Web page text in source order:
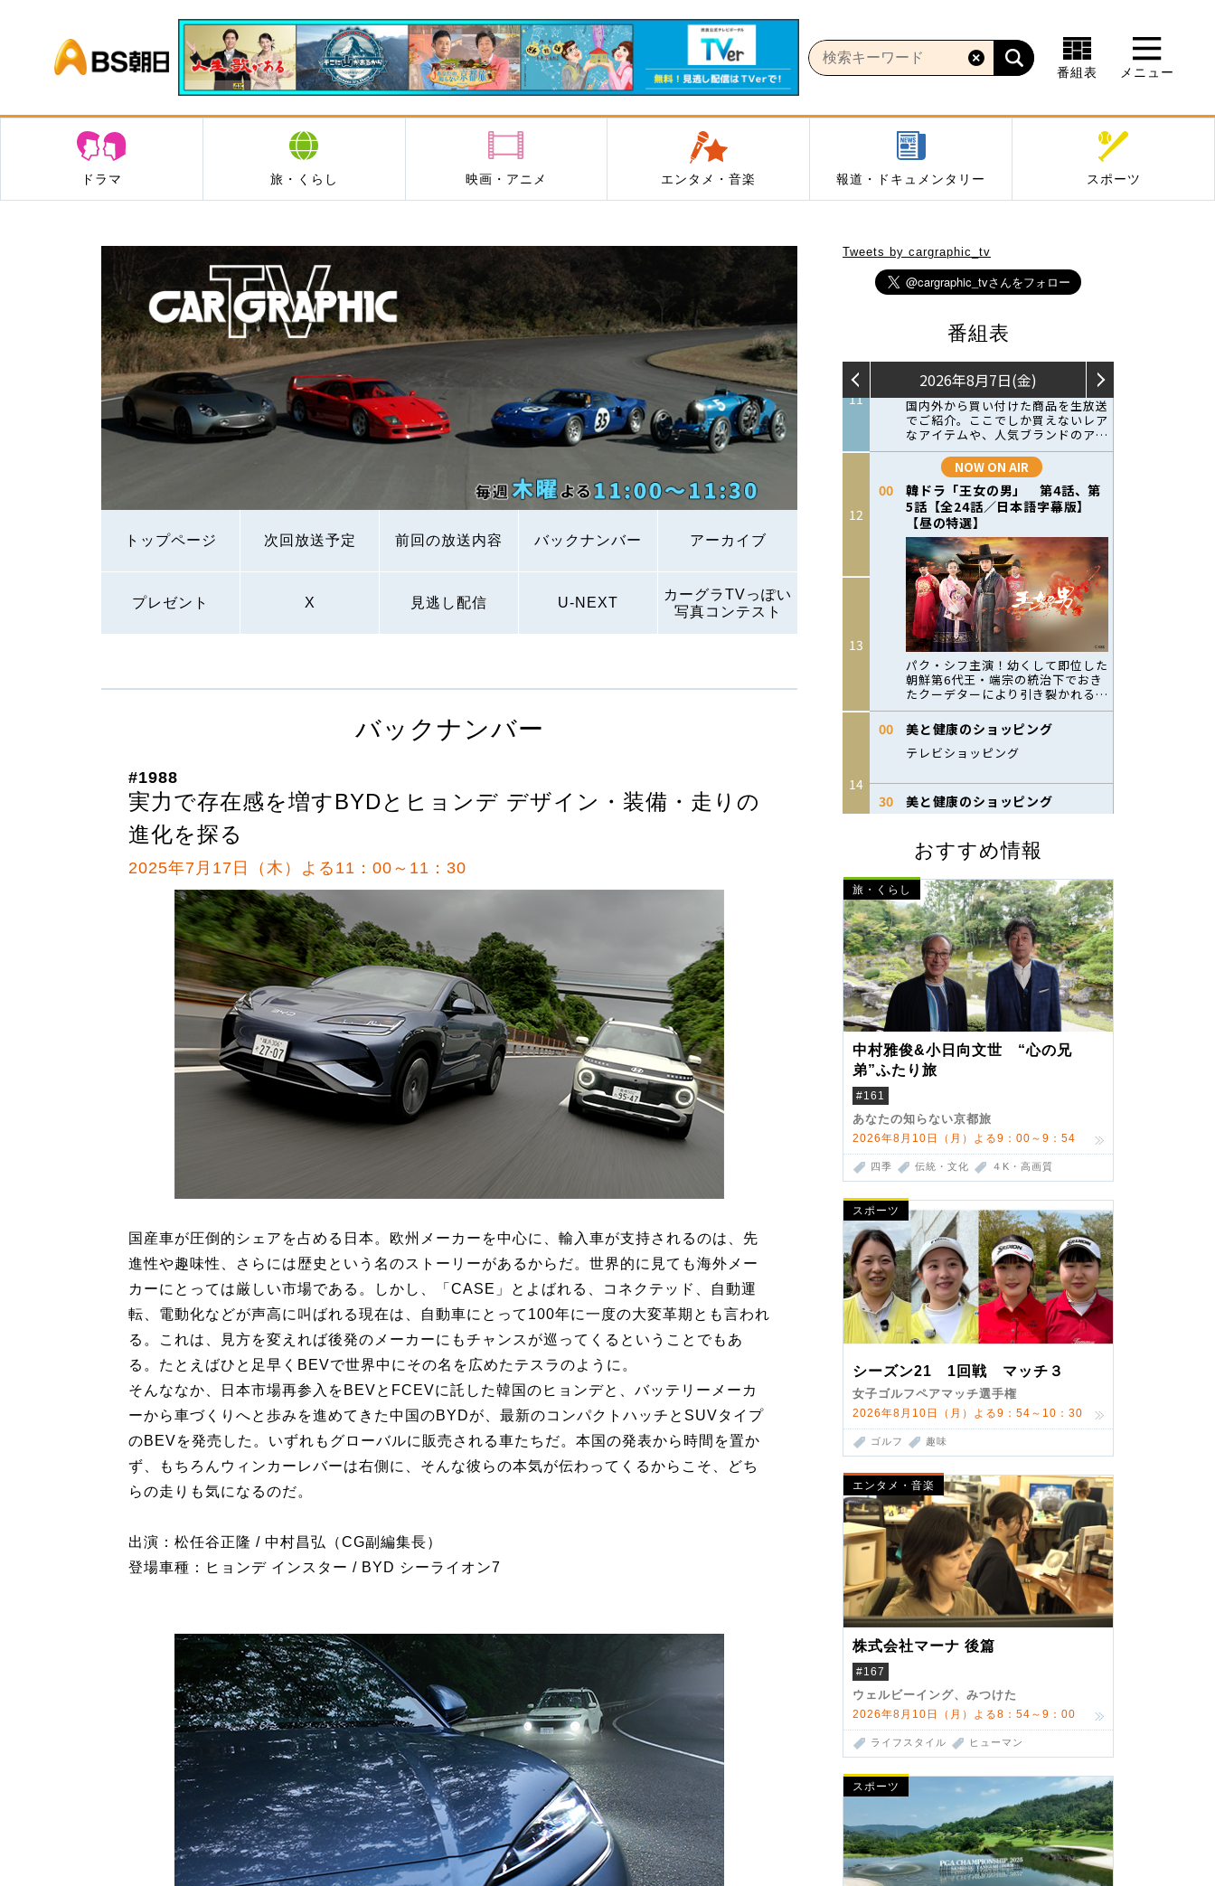
BS朝日
番組表 メニュー
ドラマ 旅・くらし 映画・アニメ エンタメ・音楽 報道・ドキュメンタリー スポーツ
トップページ 次回放送予定 前回の放送内容 バックナンバー アーカイブ
プレゼント X 見逃し配信 U-NEXT
カーグラTVっぽい
写真コンテスト
Tweets by cargraphic_tv
番組表
おすすめ情報
旅・くらし
中村雅俊&小日向文世 “心の兄
弟”ふたり旅
#161
あなたの知らない京都旅
2026年8月10日（月）よる9：00～9：54
四季 伝統・文化 ４K・高画質
スポーツ
シーズン21 1回戦 マッチ３
女子ゴルフペアマッチ選手権
2026年8月10日（月）よる9：54～10：30
ゴルフ 趣味
エンタメ・音楽
株式会社マーナ 後篇
#167
ウェルビーイング、みつけた
2026年8月10日（月）よる8：54～9：00
ライフスタイル ヒューマン
スポーツ
バックナンバー
#1988
実力で存在感を増すBYDとヒョンデ デザイン・装備・走りの
進化を探る
2025年7月17日（木）よる11：00～11：30
国産車が圧倒的シェアを占める日本。欧州メーカーを中心に、輸入車が支持されるのは、先
進性や趣味性、さらには歴史という名のストーリーがあるからだ。世界的に見ても海外メー
カーにとっては厳しい市場である。しかし、「CASE」とよばれる、コネクテッド、自動運
転、電動化などが声高に叫ばれる現在は、自動車にとって100年に一度の大変革期とも言われ
る。これは、見方を変えれば後発のメーカーにもチャンスが巡ってくるということでもあ
る。たとえばひと足早くBEVで世界中にその名を広めたテスラのように。
そんななか、日本市場再参入をBEVとFCEVに託した韓国のヒョンデと、バッテリーメーカ
ーから車づくりへと歩みを進めてきた中国のBYDが、最新のコンパクトハッチとSUVタイプ
のBEVを発売した。いずれもグローバルに販売される車たちだ。本国の発表から時間を置か
ず、もちろんウィンカーレバーは右側に、そんな彼らの本気が伝わってくるからこそ、どち
らの走りも気になるのだ。
出演：松任谷正隆 / 中村昌弘（CG副編集長）
登場車種：ヒョンデ インスター / BYD シーライオン7